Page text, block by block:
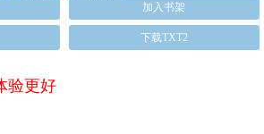
加入书架
下载TXT2
验更好